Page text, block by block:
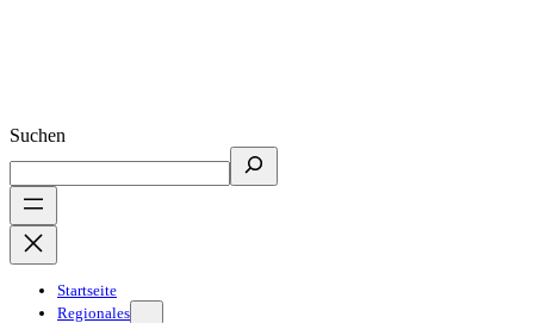
Suchen
Startseite
Regionales